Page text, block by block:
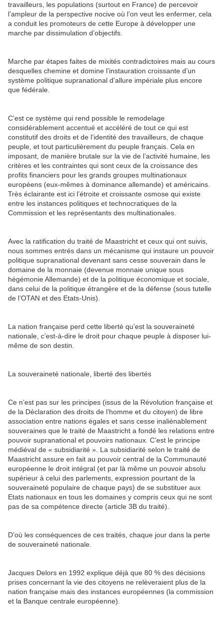
travailleurs, les populations (surtout en France) de percevoir
l’ampleur de la perspective nocive où l’on veut les enfermer, cela
a conduit les promoteurs de cette Europe à développer une
marche par dissimulation d’objectifs.
Marche par étapes faites de mixités contradictoires mais au cours
desquelles chemine et domine l’instauration croissante d’un
système politique supranational d’allure impériale plus encore
que fédérale.
C’est ce système qui rend possible le remodelage
considérablement accentué et accéléré de tout ce qui est
constitutif des droits et de l’identité des travailleurs, de chaque
peuple, et tout particulièrement du peuple français. Cela en
imposant, de manière brutale sur la vie de l’activité humaine, les
critères et les contraintes qui sont ceux de la croissance des
profits financiers pour les grands groupes multinationaux
européens (eux-mêmes à dominance allemande) et américains.
Très éclairante est ici l’étroite et croissante osmose qui existe
entre les instances politiques et technocratiques de la
Commission et les représentants des multinationales.
Avec la ratification du traité de Maastricht et ceux qui ont suivis,
nous sommes entrés dans un mécanisme qui instaure un pouvoir
politique supranational devenant sans cesse souverain dans le
domaine de la monnaie (devenue monnaie unique sous
hégémonie Allemande) et de la politique économique et sociale,
dans celui de la politique étrangère et de la défense (sous tutelle
de l’OTAN et des Etats-Unis).
La nation française perd cette liberté qu’est la souveraineté
nationale, c’est-à-dire le droit pour chaque peuple à disposer lui-
même de son destin.
La souveraineté nationale, liberté des libertés
Ce n’est pas sur les principes (issus de la Révolution française et
de la Déclaration des droits de l’homme et du citoyen) de libre
association entre nations égales et sans cesse inaliénablement
souveraines que le traité de Maastricht a fondé les relations entre
pouvoir supranational et pouvoirs nationaux. C’est le principe
médiéval de « subsidiarité ». La subsidiarité selon le traité de
Maastricht assure en fait au pouvoir central de la Communauté
européenne le droit intégral (et par là même un pouvoir absolu
supérieur à celui des parlements, expression pourtant de la
souveraineté populaire de chaque pays) de se substituer aux
Etats nationaux en tous les domaines y compris ceux qui ne sont
pas de sa compétence directe (article 3B du traité).
D’où les conséquences de ces traités, chaque jour dans la perte
de souveraineté nationale.
Jacques Delors en 1992 explique déjà que 80 % des décisions
prises concernant la vie des citoyens ne relèveraient plus de la
nation française mais des instances européennes (la commission
et la Banque centrale européenne).